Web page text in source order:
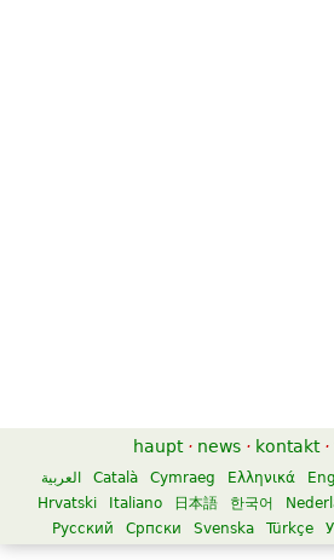
haupt · news · kontakt ·
العربية Català Cymraeg Ελληνικά
Hrvatski
Italiano 日本語 한국어
Русский
Српски Svenska Türkçe